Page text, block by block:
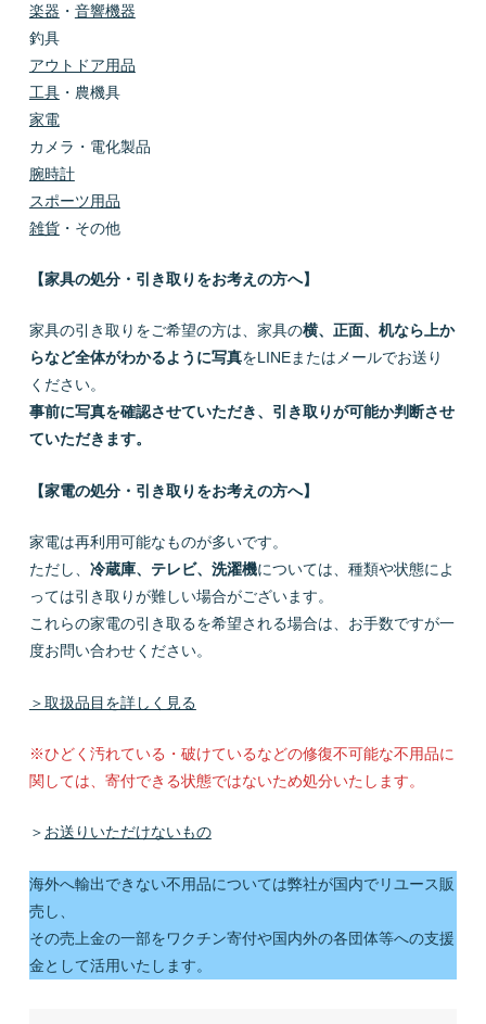
楽器 ・ 音響機器
釣具
アウトドア用品
工具・農機具
家電
カメラ・電化製品
腕時計
スポーツ用品
雑貨・その他
【家具の処分・引き取りをお考えの方へ】
家具の引き取りをご希望の方は、家具の横、正面、机なら上か
らなど全体がわかるように写真をLINEまたはメールでお送り
ください。
事前に写真を確認させていただき、引き取りが可能か判断させ
ていただきます。
【家電の処分・引き取りをお考えの方へ】
家電は再利用可能なものが多いです。
ただし、 冷蔵庫、テレビ、洗濯機については、種類や状態によ
っては引き取りが難しい場合がございます。
これらの家電の引き取るを希望される場合は、お手数ですが一
度お問い合わせください。
＞取扱品目を詳しく見る
※ひどく汚れている・破けているなどの修復不可能な不用品に
関しては、寄付できる状態ではないため処分いたします。
＞ お送りいただけないもの
海外へ輸出できない不用品については弊社が国内でリユース販
売し、
その売上金の一部をワクチン寄付や国内外の各団体等への支援
金として活用いたします。